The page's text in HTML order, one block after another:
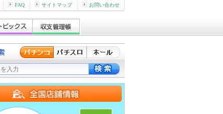
FAQ サイトマップ お問い合わせ